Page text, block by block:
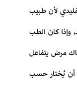
لأن طبيب
كان الطب
مرض يتفاعل
أن يُختار حسب